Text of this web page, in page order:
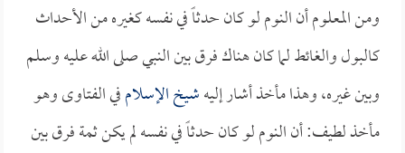
ومن المعلوم أن النوم لو كان حدثاً في نفسه كغيره من الأحداث
كالبول والغائط لما كان هناك فرق بين النبي صلى الله عليه وسلم
وبين غيره، وهذا مأخذ أشار إليهشيخ الإسلامفي الفتاوى وهو
مأخذ لطيف: أن النوم لو كان حدثاً في نفسه لم يكن ثمة فرق بين